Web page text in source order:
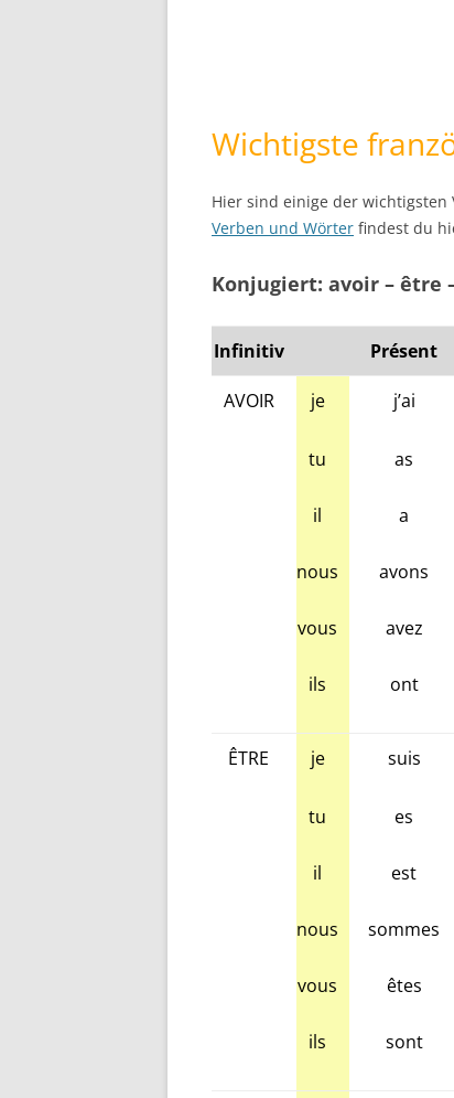
Wichtigste
Hier sind einige der
Verben und Wörter findest du
Konjugiert: avoir – être
Infinitiv Présent
AVOIR je
tu
il
nous
vous
ils
j’ai
as
a
avons
avez
ont
ÊTRE je
tu
il
nous
vous
ils
suis
es
est
sommes
êtes
sont